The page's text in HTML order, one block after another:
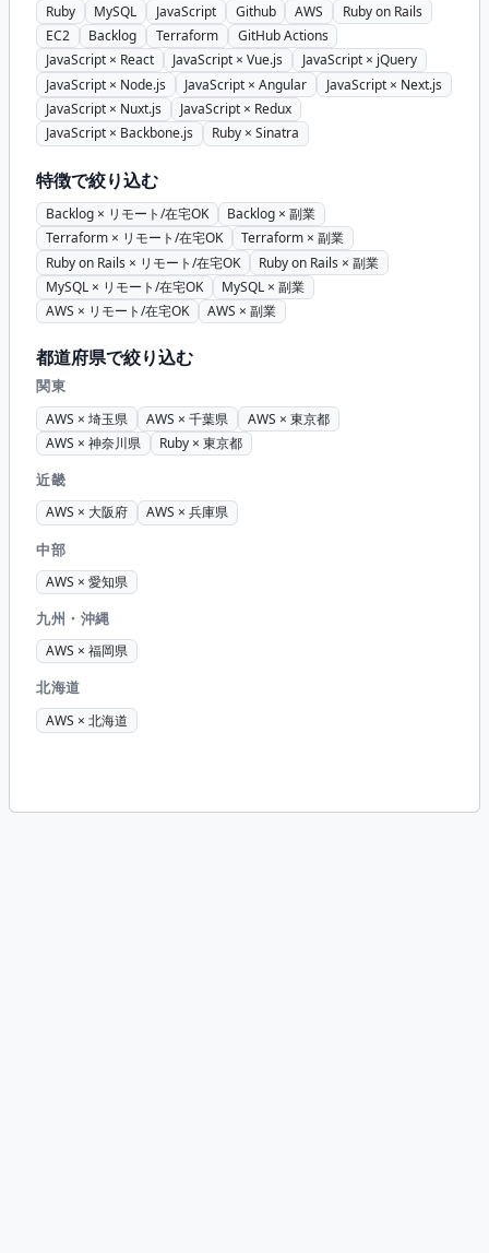
Ruby MySQL JavaScript Github AWS
Ruby on Rails
EC2
Backlog Terraform
GitHub Actions
JavaScript × React
JavaScript × Vue.js
JavaScript × jQuery
JavaScript × Node.js
JavaScript × Angular
JavaScript × Next.js
JavaScript × Nuxt.js
JavaScript × Redux
JavaScript × Backbone.js
Ruby × Sinatra
特徴で絞り込む
Backlog × リモート/在宅OK
Backlog × 副業
Terraform × リモート/在宅OK
Terraform × 副業
Ruby on Rails × リモート/在宅OK
Ruby on Rails × 副業
MySQL × リモート/在宅OK
MySQL × 副業
AWS × リモート/在宅OK
AWS × 副業
都道府県で絞り込む
関東
AWS × 埼玉県 AWS × 千葉県
AWS × 東京都
AWS × 神奈川県
Ruby × 東京都
近畿
AWS × 大阪府 AWS × 兵庫県
中部
AWS × 愛知県
九州・沖縄
AWS × 福岡県
北海道
AWS × 北海道